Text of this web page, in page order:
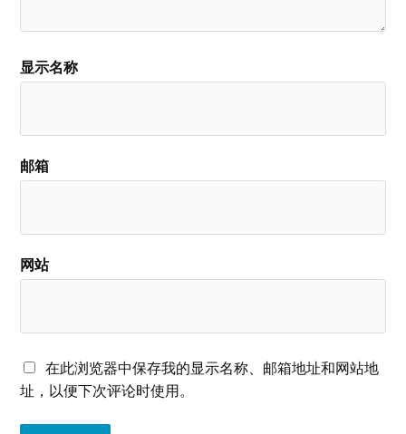
显示名称
邮箱
网站
在此浏览器中保存我的显示名称、邮箱地址和网站地
址，以便下次评论时使用。